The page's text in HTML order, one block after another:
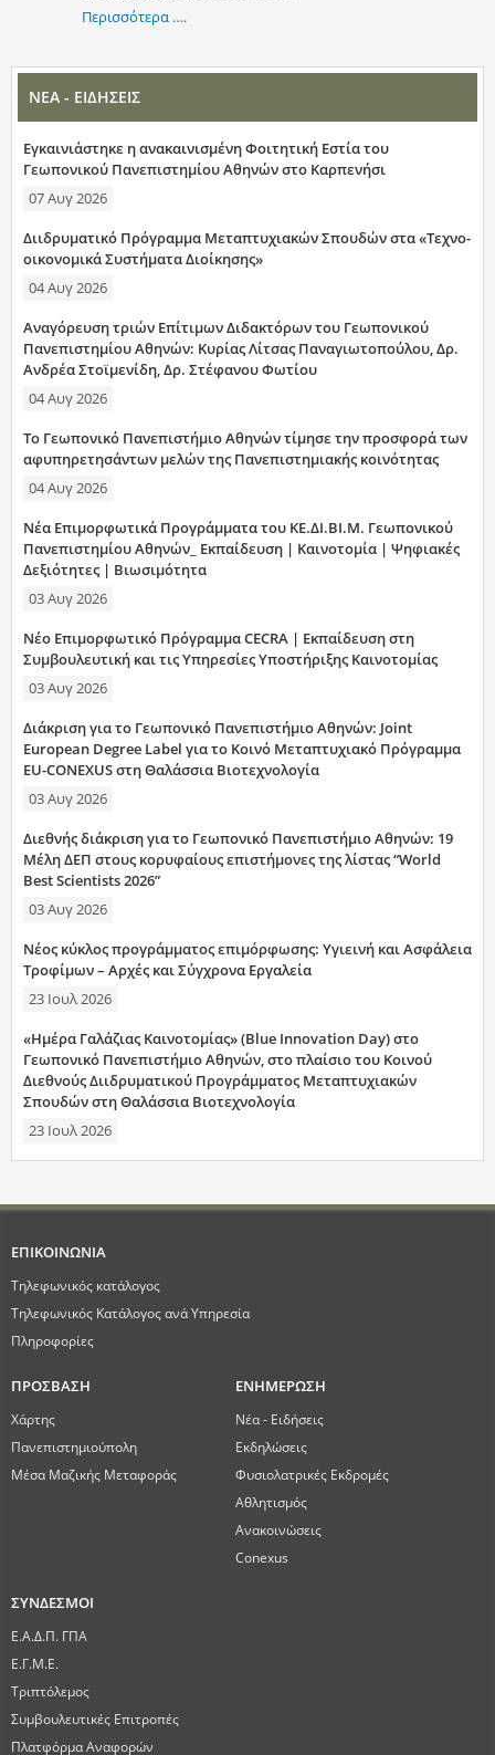
Περισσότερα ….
ΝΕΑ - ΕΙΔΗΣΕΙΣ
Εγκαινιάστηκε η ανακαινισμένη Φοιτητική Εστία του
Γεωπονικού Πανεπιστημίου Αθηνών στο Καρπενήσι
07 Αυγ 2026
Διιδρυματικό Πρόγραμμα Μεταπτυχιακών Σπουδών στα «Τεχνο-
οικονομικά Συστήματα Διοίκησης»
04 Αυγ 2026
Αναγόρευση τριών Επίτιμων Διδακτόρων του Γεωπονικού
Πανεπιστημίου Αθηνών: Κυρίας Λίτσας Παναγιωτοπούλου, Δρ.
Ανδρέα Στοϊμενίδη, Δρ. Στέφανου Φωτίου
04 Αυγ 2026
Το Γεωπονικό Πανεπιστήμιο Αθηνών τίμησε την προσφορά των
αφυπηρετησάντων μελών της Πανεπιστημιακής κοινότητας
04 Αυγ 2026
Νέα Επιμορφωτικά Προγράμματα του ΚΕ.ΔΙ.ΒΙ.Μ. Γεωπονικού
Πανεπιστημίου Αθηνών_ Εκπαίδευση | Καινοτομία | Ψηφιακές
Δεξιότητες | Βιωσιμότητα
03 Αυγ 2026
Νέο Επιμορφωτικό Πρόγραμμα CECRA | Εκπαίδευση στη
Συμβουλευτική και τις Υπηρεσίες Υποστήριξης Καινοτομίας
03 Αυγ 2026
Διάκριση για το Γεωπονικό Πανεπιστήμιο Αθηνών: Joint
European Degree Label για το Κοινό Μεταπτυχιακό Πρόγραμμα
EU-CONEXUS στη Θαλάσσια Βιοτεχνολογία
03 Αυγ 2026
Διεθνής διάκριση για το Γεωπονικό Πανεπιστήμιο Αθηνών: 19
Μέλη ΔΕΠ στους κορυφαίους επιστήμονες της λίστας “World
Best Scientists 2026”
03 Αυγ 2026
Νέος κύκλος προγράμματος επιμόρφωσης: Υγιεινή και Ασφάλεια
Τροφίμων – Αρχές και Σύγχρονα Εργαλεία
23 Ιουλ 2026
«Ημέρα Γαλάζιας Καινοτομίας» (Blue Innovation Day) στο
Γεωπονικό Πανεπιστήμιο Αθηνών, στο πλαίσιο του Κοινού
Διεθνούς Διιδρυματικού Προγράμματος Μεταπτυχιακών
Σπουδών στη Θαλάσσια Βιοτεχνολογία
23 Ιουλ 2026
ΕΠΙΚΟΙΝΩΝΙΑ
Τηλεφωνικός κατάλογος
Τηλεφωνικός Κατάλογος ανά Υπηρεσία
Πληροφορίες
ΠΡΟΣΒΑΣΗ
Χάρτης
Πανεπιστημιούπολη
Μέσα Μαζικής Μεταφοράς
ΕΝΗΜΕΡΩΣΗ
Νέα - Ειδήσεις
Εκδηλώσεις
Φυσιολατρικές Εκδρομές
Αθλητισμός
Ανακοινώσεις
Conexus
ΣΥΝΔΕΣΜΟΙ
Ε.Α.Δ.Π. ΓΠΑ
Ε.Γ.Μ.Ε.
Τριπτόλεμος
Συμβουλευτικές Επιτροπές
Πλατφόρμα Αναφορών